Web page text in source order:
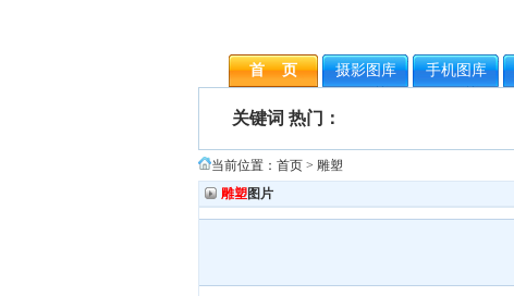
首 页 摄影图库 手机图库
关键词 热门：
当前位置： 首页 > 雕塑
雕塑图片